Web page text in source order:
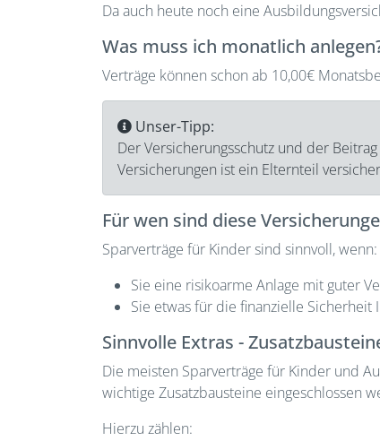
Da auch heute noch eine
Was muss ich monatlich
Verträge können schon ab 10,00€
Unser-Tipp:
Der Versicherungsschutz und der
Versicherungen ist ein Elternteil
Für wen sind diese
Sparverträge für Kinder sind sinnvoll, wenn:
Sie eine risikoarme Anlage mit guter
Sie etwas für die finanzielle
Sinnvolle Extras -
Die meisten Sparverträge für Kinder und
wichtige Zusatzbausteine eingeschlossen
Hierzu zählen: